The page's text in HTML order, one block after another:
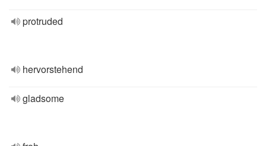
protruded
hervorstehend
gladsome